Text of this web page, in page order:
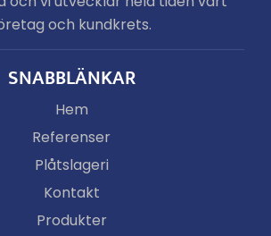
och kundkrets.
SNABBLÄNKAR
Hem
Referenser
Plåtslageri
Kontakt
Produkter